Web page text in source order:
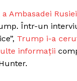
Ambasadei Rusiei
Într-un
Trump i-a
informații